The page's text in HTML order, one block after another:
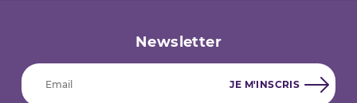
Newsletter